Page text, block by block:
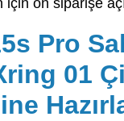
ön siparişe
Pro
01